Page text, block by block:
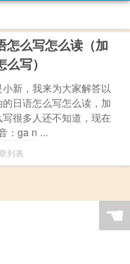
怎么写怎么读（加
写）
新，我来为大家解答以
日语怎么写怎么读，加
很多人还不知道，现在
：ga n ...
列表
☚